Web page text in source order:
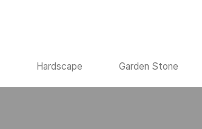
Hardscape Garden Stone